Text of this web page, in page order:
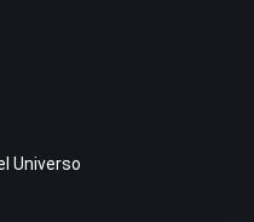
Universo